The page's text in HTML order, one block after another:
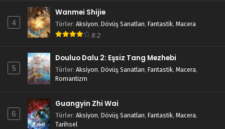
4
Wanmei Shijie
Türler: Aksiyon, Dövüş Sanatları, Fantastik, Macera
8.2
5
Douluo Dalu 2: Eşsiz Tang Mezhebi
Türler: Aksiyon, Dövüş Sanatları, Fantastik, Macera,
Romantizm
6
Guangyin Zhi Wai
Türler: Aksiyon, Dövüş Sanatları, Fantastik, Macera,
Tarihsel